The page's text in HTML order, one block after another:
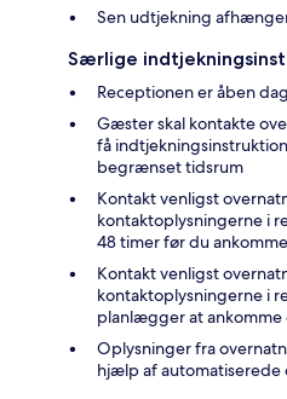
Sen udtjekning
Særlige
Receptionen er åben
Gæster skal kontakte
få
begrænset tidsrum
Kontakt venligst
kontaktoplysningerne i
48 timer før du
Kontakt venligst
kontaktoplysningerne i
planlægger at
Oplysninger fra
hjælp af